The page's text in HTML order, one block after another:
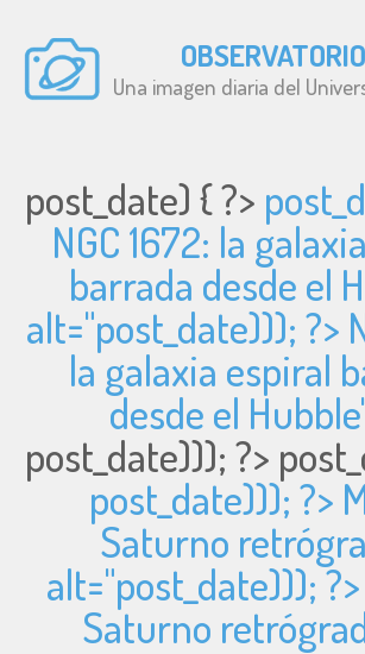
OBSERVATORIO
Una imagen diaria del
post_date) { ?>
NGC 1672: la
barrada desde el
alt="post_date))); ?>
la galaxia espiral
desde el
post_date))); ?>
post_date))); ?>
Saturno
alt="post_date)));
Saturno